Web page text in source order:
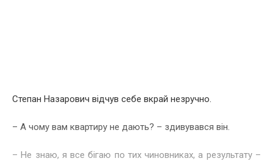
Степан Назарович відчув себе вкрай незручно.
– А чому вам квартиру не дають? – здивувався він.
– Не знаю, я все бігаю по тих чиновниках, а результату –